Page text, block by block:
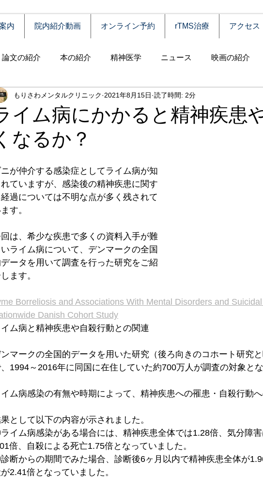
内 院内紹介動画 オンライン予約 rTMS治療 アクセス
論文の紹介 本の紹介 精神医学 ニュース 映画の紹介
例報告 発達障害 自殺 認知症 うつ病
依存（乱用） 統合失調症
障害 パニック障害 摂食障害 強迫性障害
外傷後ストレス障害）
イム病にかかると精神疾患
なるか？
もりさわメンタルクリニック 2021年8月15日 読了時間: 2分
ニが仲介する感染症としてライム病が知
れていますが、感染後の精神疾患に関す
経過については不明な点が多く残されて
す。
は、希少な疾患で多くの資料入手が難
いライム病について、デンマークの全国
ータを用いて調査を行った研究をご紹
ます。
Borreliosis and Associations With Mental Disorders and
Danish Cohort Study
イム病と精神疾患や自殺行動との関連
マークの全国的データを用いた研究（後ろ向きのコホート研究と
1994～2016年に同国に在住していた約700万人が調査の対象とな
イム病感染の有無や時期によって、精神疾患への罹患・自殺行動へ
として以下の内容が示されました。
イム病感染がある場合には、精神疾患全体では1.28倍、気分障
倍、自殺による死亡1.75倍となっていました。
断からの期間でみた場合、診断後6ヶ月以内で精神疾患全体が
2.41倍となっていました。